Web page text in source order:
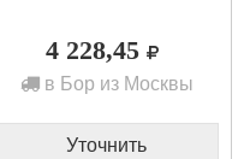
4 228,45
в Бор из Москвы
Уточнить